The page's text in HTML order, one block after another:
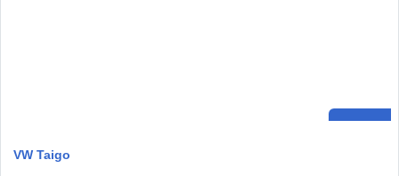
VW Taigo